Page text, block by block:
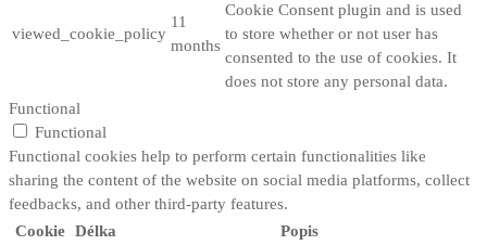
viewed_cookie_policy
11
months
Cookie Consent plugin and is used
to store whether or not user has
consented to the use of cookies. It
does not store any personal data.
Functional
Functional
Functional cookies help to perform certain functionalities like
sharing the content of the website on social media platforms, collect
feedbacks, and other third-party features.
Cookie Délka Popis